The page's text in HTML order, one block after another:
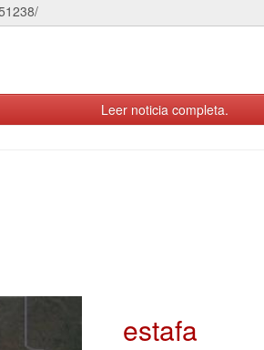
Leer noticia completa.
estafa